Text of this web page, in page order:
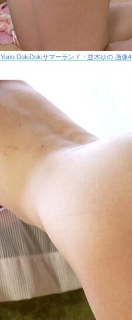
Yuno DokiDokiサマーランド・並木ゆの 画像4